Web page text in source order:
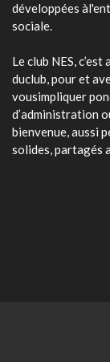
développées
sociale.
Le club NES,
duclub, pour et
vousimpliquer
d’administration
bienvenue, aussi
solides, partagés